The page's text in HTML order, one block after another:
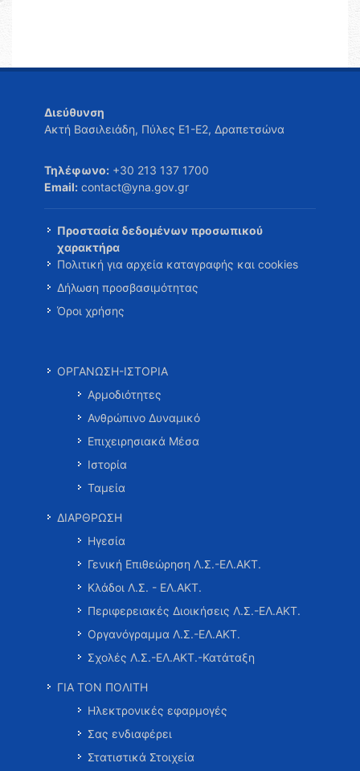
Διεύθυνση
Ακτή Βασιλειάδη, Πύλες Ε1-Ε2, Δραπετσώνα
Τηλέφωνο: +30 213 137 1700
Email: contact@yna.gov.gr
Προστασία δεδομένων προσωπικού
χαρακτήρα
Πολιτική για αρχεία καταγραφής και cookies
Δήλωση προσβασιμότητας
Όροι χρήσης
ΟΡΓΑΝΩΣΗ-ΙΣΤΟΡΙΑ
Αρμοδιότητες
Ανθρώπινο Δυναμικό
Επιχειρησιακά Μέσα
Ιστορία
Ταμεία
ΔΙΑΡΘΡΩΣΗ
Ηγεσία
Γενική Επιθεώρηση Λ.Σ.-ΕΛ.ΑΚΤ.
Κλάδοι Λ.Σ. - ΕΛ.ΑΚΤ.
Περιφερειακές Διοικήσεις Λ.Σ.-ΕΛ.ΑΚΤ.
Οργανόγραμμα Λ.Σ.-ΕΛ.ΑΚΤ.
Σχολές Λ.Σ.-ΕΛ.ΑΚΤ.-Κατάταξη
ΓΙΑ ΤΟΝ ΠΟΛΙΤΗ
Ηλεκτρονικές εφαρμογές
Σας ενδιαφέρει
Στατιστικά Στοιχεία